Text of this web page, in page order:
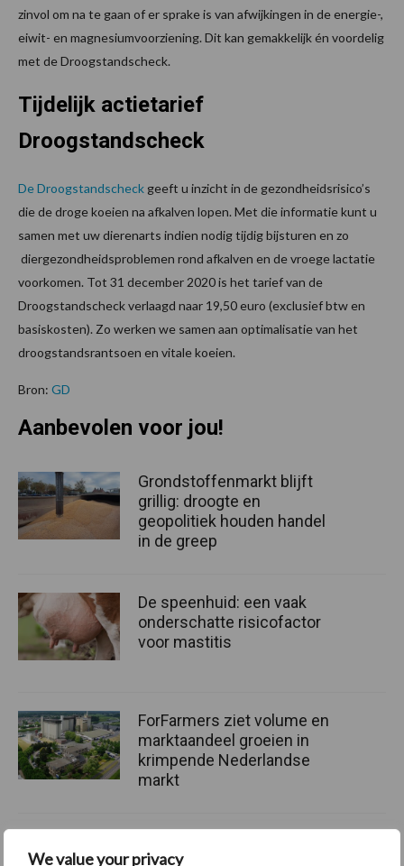
We value your privacy
zinvol om na te gaan of er sprake is van afwijkingen in de energie-,
eiwit- en magnesiumvoorziening. Dit kan gemakkelijk én voordelig
met de Droogstandscheck.
Tijdelijk actietarief
Droogstandscheck
De Droogstandscheck geeft u inzicht in de gezondheidsrisico’s
die de droge koeien na afkalven lopen. Met die informatie kunt u
samen met uw dierenarts indien nodig tijdig bijsturen en zo
diergezondheidsproblemen rond afkalven en de vroege lactatie
voorkomen. Tot 31 december 2020 is het tarief van de
Droogstandscheck verlaagd naar 19,50 euro (exclusief btw en
basiskosten). Zo werken we samen aan optimalisatie van het
droogstandsrantsoen en vitale koeien.
Bron: GD
Aanbevolen voor jou!
Grondstoffenmarkt blijft
grillig: droogte en
geopolitiek houden handel
in de greep
De speenhuid: een vaak
onderschatte risicofactor
voor mastitis
ForFarmers ziet volume en
marktaandeel groeien in
krimpende Nederlandse
markt